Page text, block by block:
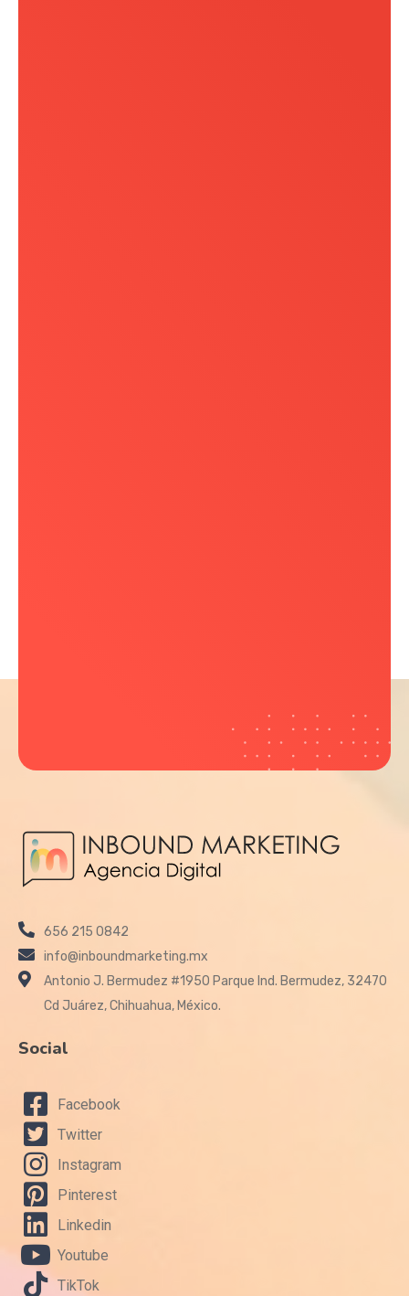
656 215 0842
info@inboundmarketing.mx
Antonio J. Bermudez #1950 Parque Ind. Bermudez, 32470
Cd Juárez, Chihuahua, México.
Social
Facebook
Twitter
Instagram
Pinterest
Linkedin
Youtube
TikTok